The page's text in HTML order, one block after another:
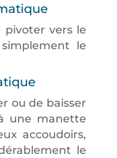
vers le
le
ou de baisser
une manette
accoudoirs,
le